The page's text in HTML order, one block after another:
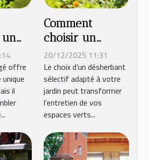
un
?
offre
il
Comment
choisir un
désherbant
sélectif adapté à
votre jardin ?
20/12/2025 11:31
Le choix d’un désherbant
sélectif adapté à votre
jardin peut transformer
l’entretien de vos
espaces verts...